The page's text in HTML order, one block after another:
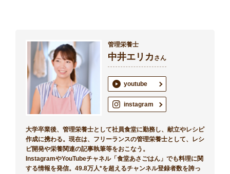
管理栄養士
中井エリカ さん
youtube
instagram
大学卒業後、管理栄養士として社員食堂に勤務し、献立やレシピ
作成に携わる。現在は、フリーランスの管理栄養士として、レシ
ピ開発や栄養関連の記事執筆等をおこなう。
InstagramやYouTubeチャネル「食堂あさごはん」でも料理に関
する情報を発信。49.8万人*を超えるチャンネル登録者数を誇っ